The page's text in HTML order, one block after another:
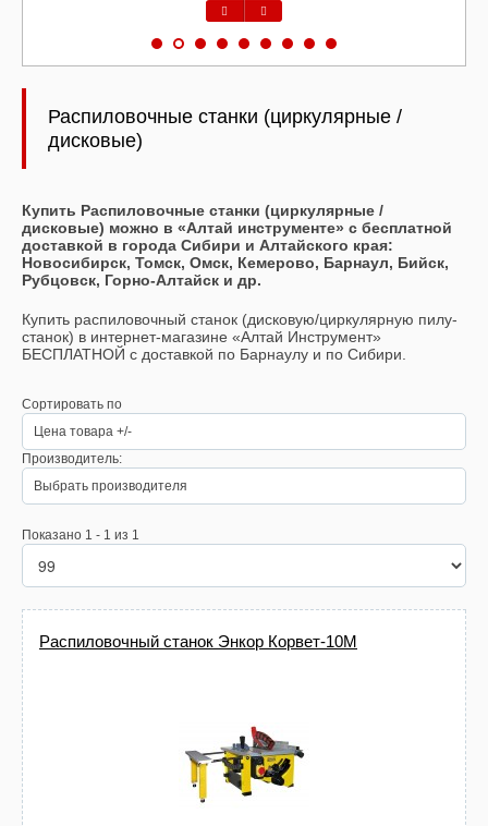
Распиловочные станки (циркулярные /
дисковые)
Купить Распиловочные станки (циркулярные /
дисковые) можно в «Алтай инструменте» с бесплатной
доставкой в города Сибири и Алтайского края:
Новосибирск, Томск, Омск, Кемерово, Барнаул, Бийск,
Рубцовск, Горно-Алтайск и др.
Купить распиловочный станок (дисковую/циркулярную пилу-
станок) в интернет-магазине «Алтай Инструмент»
БЕСПЛАТНОЙ с доставкой по Барнаулу и по Сибири.
Сортировать по
Цена товара +/-
Производитель:
Выбрать производителя
Показано 1 - 1 из 1
Распиловочный станок Энкор Корвет-10М